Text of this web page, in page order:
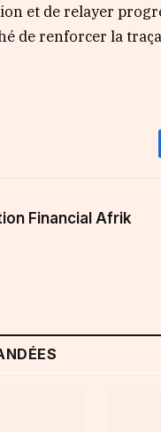
et de relayer
de renforcer la
Financial Afrik